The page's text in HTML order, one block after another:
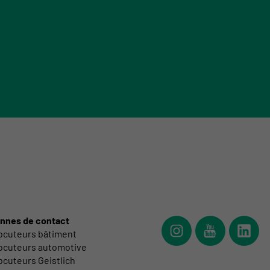
de contact
bâtiment
automotive
Geistlich
suivez
GYSO
suivez
GYSO
suivez
GYSO